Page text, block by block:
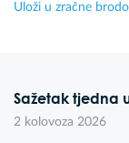
Uloži u zračne
Sažetak tjedna
2 kolovoza 2026